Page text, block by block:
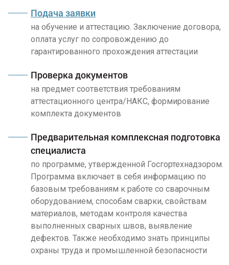
Подача заявки
на обучение и аттестацию. Заключение договора,
оплата услуг по сопровождению до
гарантированного прохождения аттестации
Проверка документов
на предмет соответствия требованиям
аттестационного центра/НАКС, формирование
комплекта документов
Предварительная комплексная подготовка
специалиста
по программе, утвержденной Госгортехнадзором.
Программа включает в себя информацию по
базовым требованиям к работе со сварочным
оборудованием, способам сварки, свойствам
материалов, методам контроля качества
выполненных сварных швов, выявление
дефектов. Также необходимо знать принципы
охраны труда и промышленной безопасности